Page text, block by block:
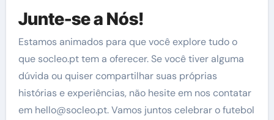
Junte-se a Nós!
Estamos animados para que você explore tudo o
que socleo.pt tem a oferecer. Se você tiver alguma
dúvida ou quiser compartilhar suas próprias
histórias e experiências, não hesite em nos contatar
em hello@socleo.pt. Vamos juntos celebrar o futebol